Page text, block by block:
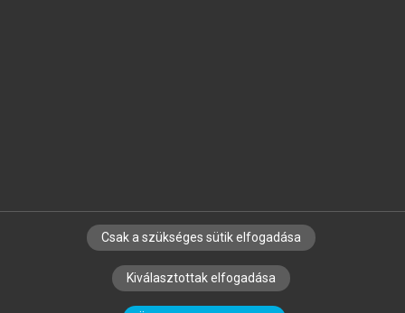
SZERZŐKNEK CÉGEKNEK KÖNYVTÁROSOKNAK
SZERKESZTÉSI ÉS LEKTORÁLÁSI ALAPELVEK
Csak a szükséges sütik elfogadása
Kiválasztottak elfogadása